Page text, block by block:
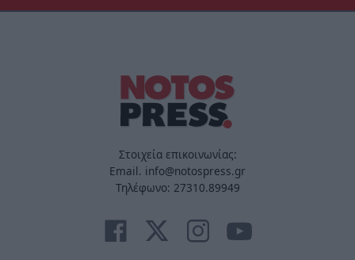
Στοιχεία επικοινωνίας:
Email. info@notospress.gr
Τηλέφωνο: 27310.89949